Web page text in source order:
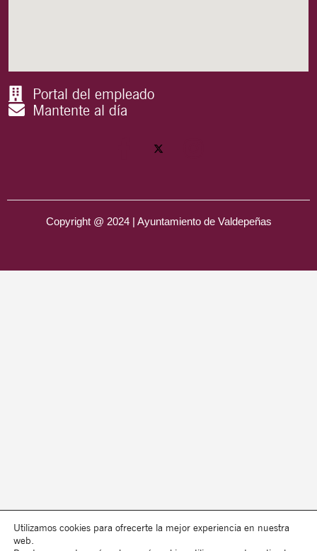
Portal del empleado
Mantente al día
Copyright @ 2024 | Ayuntamiento de Valdepeñas
Utilizamos cookies para ofrecerte la mejor experiencia en nuestra
web.